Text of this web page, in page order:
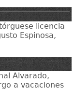
licencia
Espinosa,
Alvarado,
a vacaciones